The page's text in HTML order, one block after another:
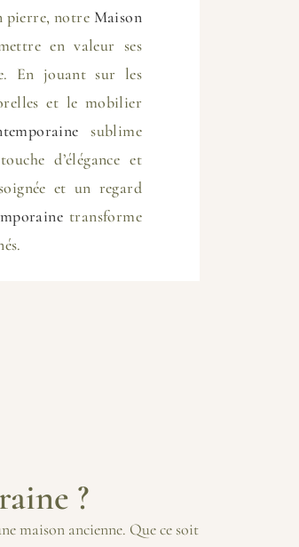
pierre, notre Maison
en valeur ses
En jouant sur les
et le mobilier
sublime
d’élégance et
et un regard
transforme
?
maison ancienne. Que ce soit